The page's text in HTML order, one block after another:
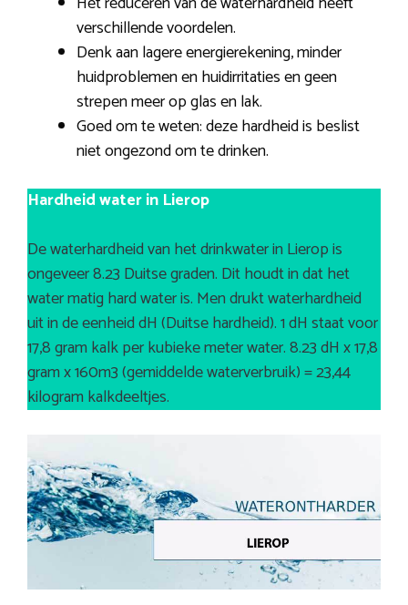
verschillende voordelen.
Denk aan lagere energierekening, minder
huidproblemen en huidirritaties en geen
strepen meer op glas en lak.
Goed om te weten: deze hardheid is beslist
niet ongezond om te drinken.
Hardheid water in Lierop
De waterhardheid van het drinkwater in Lierop is
ongeveer 8.23 Duitse graden. Dit houdt in dat het
water matig hard water is. Men drukt waterhardheid
uit in de eenheid dH (Duitse hardheid). 1 dH staat voor
17,8 gram kalk per kubieke meter water. 8.23 dH x 17,8
gram x 160m3 (gemiddelde waterverbruik) = 23,44
kilogram kalkdeeltjes.